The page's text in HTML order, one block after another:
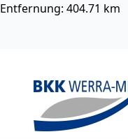
Entfernung: 404.71 km